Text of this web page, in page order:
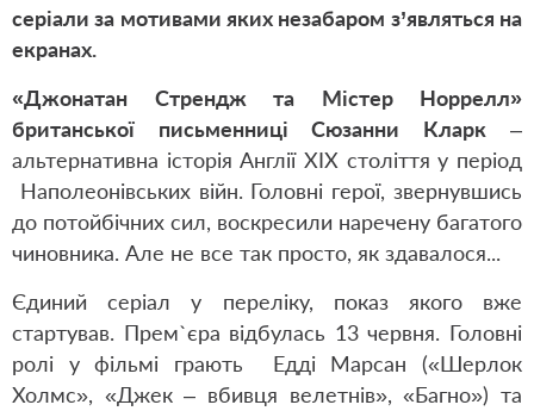
серіали за мотивами яких незабаром з’являться на
екранах.
«Джонатан Стрендж та Містер Норрелл»
британської письменниці Сюзанни Кларк –
альтернативна історія Англії ХІХ століття у період
Наполеонівських війн. Головні герої, звернувшись
до потойбічних сил, воскресили наречену багатого
чиновника. Але не все так просто, як здавалося...
Єдиний серіал у переліку, показ якого вже
стартував. Прем`єра відбулась 13 червня. Головні
ролі у фільмі грають Едді Марсан («Шерлок
Холмс», «Джек – вбивця велетнів», «Багно») та